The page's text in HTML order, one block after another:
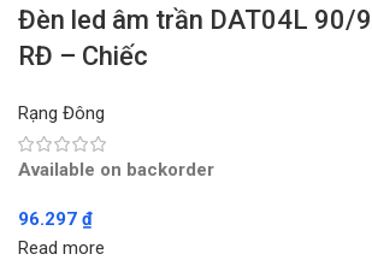
Đèn led âm trần DAT04L 90/
RĐ – Chiếc
Rạng Đông
Available on backorder
96.297 ₫
Read more